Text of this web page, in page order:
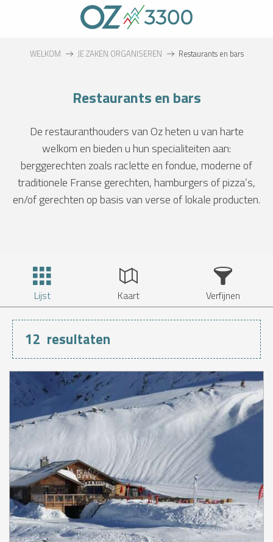
principalWELKOM JE ZAKEN ORGANISEREN Restaurants en bars
Restaurants en bars
De restauranthouders van Oz heten u van harte
welkom en bieden u hun specialiteiten aan:
berggerechten zoals raclette en fondue, moderne of
traditionele Franse gerechten, hamburgers of pizza’s,
en/of gerechten op basis van verse of lokale producten.
Lijst Kaart Verfijnen
12 resultaten